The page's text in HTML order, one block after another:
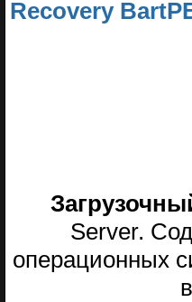
Recovery
Server.
операционных